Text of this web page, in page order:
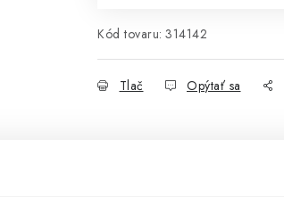
Kód tovaru: 314142
Tlač Opýtať sa